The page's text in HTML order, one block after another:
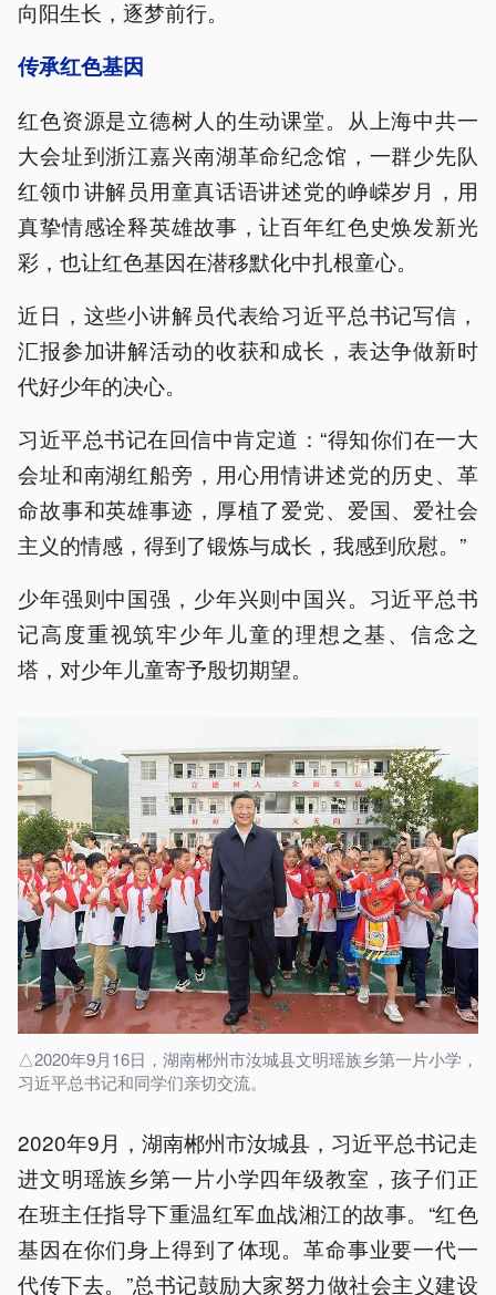
向阳生长，逐梦前行。
传承红色基因
红色资源是立德树人的生动课堂。从上海中共一
大会址到浙江嘉兴南湖革命纪念馆，一群少先队
红领巾讲解员用童真话语讲述党的峥嵘岁月，用
真挚情感诠释英雄故事，让百年红色史焕发新光
彩，也让红色基因在潜移默化中扎根童心。
近日，这些小讲解员代表给习近平总书记写信，
汇报参加讲解活动的收获和成长，表达争做新时
代好少年的决心。
习近平总书记在回信中肯定道：“得知你们在一大
会址和南湖红船旁，用心用情讲述党的历史、革
命故事和英雄事迹，厚植了爱党、爱国、爱社会
主义的情感，得到了锻炼与成长，我感到欣慰。”
少年强则中国强，少年兴则中国兴。习近平总书
记高度重视筑牢少年儿童的理想之基、信念之
塔，对少年儿童寄予殷切期望。
△2020年9月16日，湖南郴州市汝城县文明瑶族乡第一片小学，
习近平总书记和同学们亲切交流。
2020年9月，湖南郴州市汝城县，习近平总书记走
进文明瑶族乡第一片小学四年级教室，孩子们正
在班主任指导下重温红军血战湘江的故事。“红色
基因在你们身上得到了体现。革命事业要一代一
代传下去。”总书记鼓励大家努力做社会主义建设